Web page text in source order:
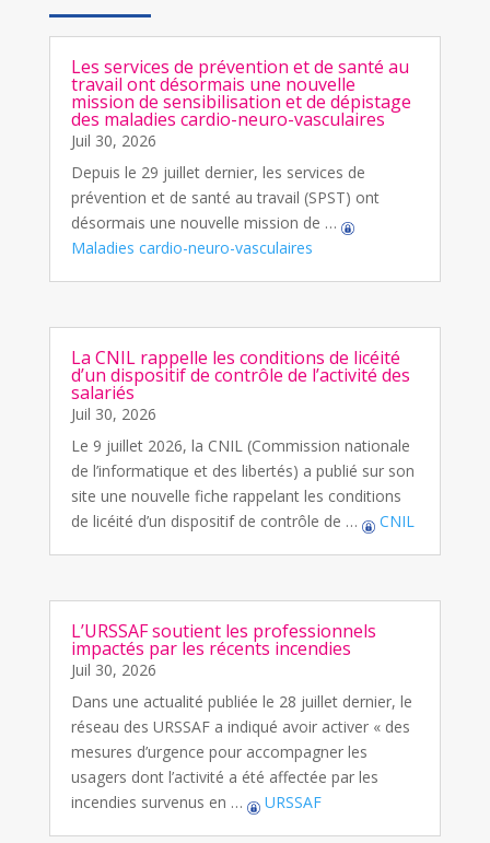
Les services de prévention et de santé au
travail ont désormais une nouvelle
mission de sensibilisation et de dépistage
des maladies cardio-neuro-vasculaires
Juil 30, 2026
Depuis le 29 juillet dernier, les services de
prévention et de santé au travail (SPST) ont
désormais une nouvelle mission de …
Maladies cardio-neuro-vasculaires
La CNIL rappelle les conditions de licéité
d’un dispositif de contrôle de l’activité des
salariés
Juil 30, 2026
Le 9 juillet 2026, la CNIL (Commission nationale
de l’informatique et des libertés) a publié sur son
site une nouvelle fiche rappelant les conditions
de licéité d’un dispositif de contrôle de …
CNIL
L’URSSAF soutient les professionnels
impactés par les récents incendies
Juil 30, 2026
Dans une actualité publiée le 28 juillet dernier, le
réseau des URSSAF a indiqué avoir activer « des
mesures d’urgence pour accompagner les
usagers dont l’activité a été affectée par les
incendies survenus en …
URSSAF